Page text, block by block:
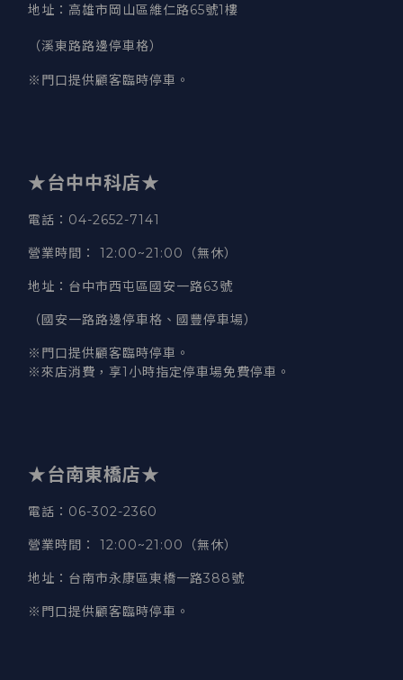
地址 ： 高雄市岡山區維仁路65號1樓
（溪東路路邊停車格）
※門口提供顧客臨時停車。
★台中中科店★
電話 ：04-2652-7141
營業時間 ： 12:00~21:00（無休）
地址 ：台中市西屯區國安一路63號
（國安一路路邊停車格、國豐停車場）
※門口提供顧客臨時停車。
※來店消費，享1小時指定停車場免費停車。
★台南東橋店★
電話 ：06-302-2360
營業時間 ： 12:00~21:00（無休）
地址 ：台南市永康區東橋一路388號
※門口提供顧客臨時停車。